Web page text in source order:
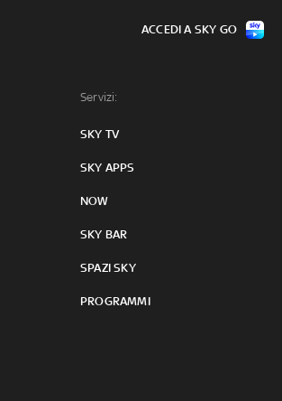
Servizi:
SKY TV
SKY APPS
NOW
SKY BAR
SPAZI SKY
PROGRAMMI
ACCEDI A SKY GO